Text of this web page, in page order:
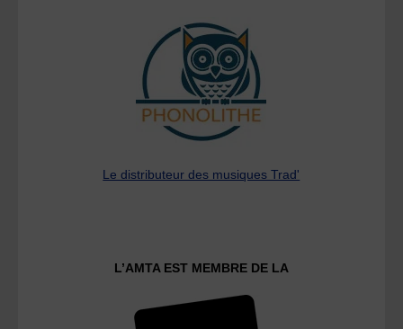
Le distributeur des musiques Trad'
L’AMTA EST MEMBRE DE LA